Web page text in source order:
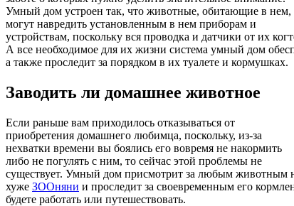
Умный дом устроен так, что животные, обитающие в нем,
могут навредить установленным в нем приборам и
устройствам, поскольку вся проводка и датчики от их
А все необходимое для их жизни система умный дом
а также проследит за порядком в их туалете и кормушках.
Заводить ли домашнее животное
Если раньше вам приходилось отказываться от
приобретения домашнего любимца, поскольку, из-за
нехватки времени вы боялись его вовремя не накормить
либо не погулять с ним, то сейчас этой проблемы не
существует. Умный дом присмотрит за любым животным
хуже ЗООняни и проследит за своевременным его
будете работать или путешествовать.